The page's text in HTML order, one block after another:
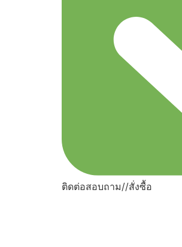
ติดต่อสอบถาม//สั่งซื้อ